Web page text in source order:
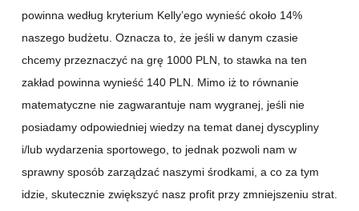
powinna według kryterium Kelly’ego wynieść około 14%
naszego budżetu. Oznacza to, że jeśli w danym czasie
chcemy przeznaczyć na grę 1000 PLN, to stawka na ten
zakład powinna wynieść 140 PLN. Mimo iż to równanie
matematyczne nie zagwarantuje nam wygranej, jeśli nie
posiadamy odpowiedniej wiedzy na temat danej dyscypliny
i/lub wydarzenia sportowego, to jednak pozwoli nam w
sprawny sposób zarządzać naszymi środkami, a co za tym
idzie, skutecznie zwiększyć nasz profit przy zmniejszeniu strat.